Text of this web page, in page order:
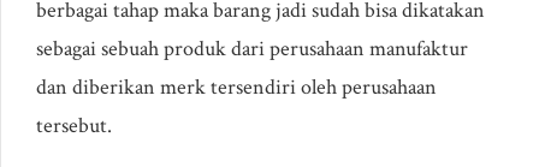
berbagai tahap maka barang jadi sudah bisa dikatakan
sebagai sebuah produk dari perusahaan manufaktur
dan diberikan merk tersendiri oleh perusahaan
tersebut.